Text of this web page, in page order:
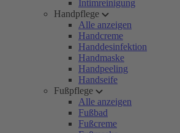
Intimreinigung
Handpflege
Alle anzeigen
Handcreme
Handdesinfektion
Handmaske
Handpeeling
Handseife
Fußpflege
Alle anzeigen
Fußbad
Fußcreme